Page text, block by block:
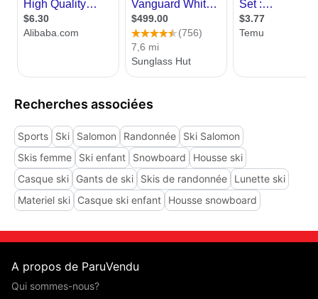
Recherches associées
Sports Ski Salomon Randonnée
Ski Salomon
Skis femme
Ski enfant Snowboard
Housse ski
Casque ski
Gants de ski Skis de randonnée
Lunette ski
Materiel ski
Casque ski enfant Housse snowboard
A propos de ParuVendu
Qui sommes-nous?